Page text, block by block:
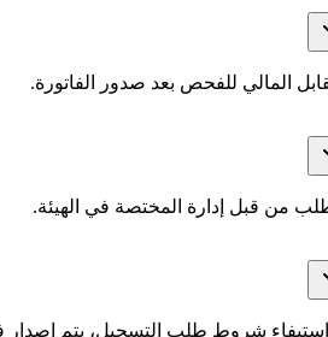
المالي للفحص بعد صدور الفاتورة.
من قبل إدارة المختصة في الهيئة.
شروط طلب التسجيل، يتم إصدار